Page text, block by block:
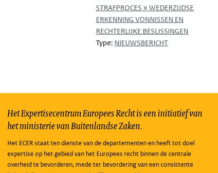
STRAFPROCES » WEDERZIJDSE
ERKENNING VONNISSEN EN
RECHTERLIJKE BESLISSINGEN
Type: NIEUWSBERICHT
Het Expertisecentrum Europees Recht is een initiatief van
het ministerie van Buitenlandse Zaken.
Het ECER staat ten dienste van de departementen en heeft tot doel
expertise op het gebied van het Europees recht binnen de centrale
overheid te bevorderen, mede ter bevordering van een consistente